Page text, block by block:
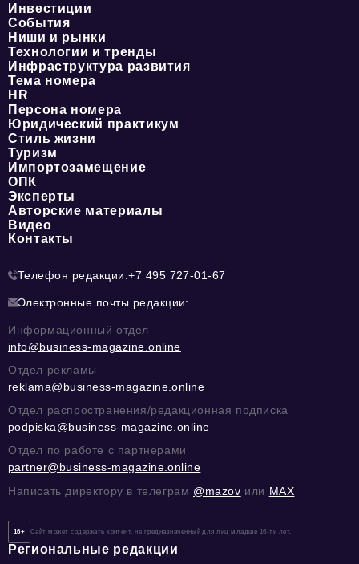
Инвестиции
События
Ниши и рынки
Технологии и тренды
Инфраструктура развития
Тема номера
HR
Персона номера
Юридический практикум
Стиль жизни
Туризм
Импортозамещение
ОПК
Эксперты
Авторские материалы
Видео
Контакты
Телефон редакции:+7 495 727-01-67
Электронные почты редакции:
Информационный отдел
info@business-magazine.online
Отдел рекламы
reklama@business-magazine.online
Отдел распространения/редакционная подписка
podpiska@business-magazine.online
Отдел по работе с партнерами
partner@business-magazine.online
Написать директору в телеграм @mazov или MAX
16+ Сайт может содержать контент, не предназначенный для лиц младше 16-ти лет.
Региональные редакции